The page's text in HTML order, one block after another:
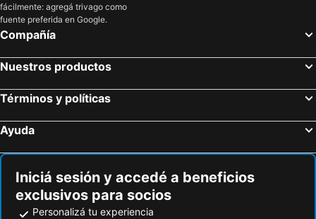
Hosteria Chalp
Hostería Patagonia Jarke
Hotel Tierra del Fuego
Los Calafates Hotel
City Centro By Marriott Ushuaia Argentina
Cilene del Fuego Suites & Spa
Fueguino Hotel
Hotel De Los Andes
Cabañas Bosque Del Faldeo
Departamentos Ushuaia Centro by Hotel Austral
Hosteria Sloggett
fácilmente: agregá trivago como
fuente preferida en Google.
Compañía
Nuestros productos
Términos y políticas
Ayuda
Iniciá sesión y accedé a beneficios
exclusivos para socios
Personalizá tu experiencia